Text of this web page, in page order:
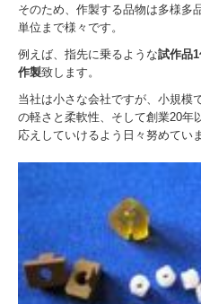
そのため、作製する品物は多様多
単位まで様々です。
例えば、指先に乗るような試作品
作製致します。
当社は小さな会社ですが、小規模
の軽さと柔軟性、そして創業20年
応えしていけるよう日々努めてい